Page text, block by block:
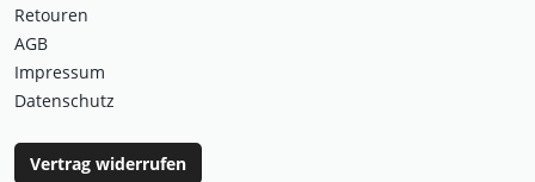
Retouren
AGB
Impressum
Datenschutz
Vertrag widerrufen